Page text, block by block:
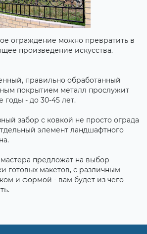
ограждение можно превратить в
произведение искусства.
правильно обработанный
покрытием металл прослужит
годы - до 30-45 лет.
забор с ковкой не просто ограда
элемент ландшафтного
предложат на выбор
готовых макетов, с различным
и формой - вам будет из чего